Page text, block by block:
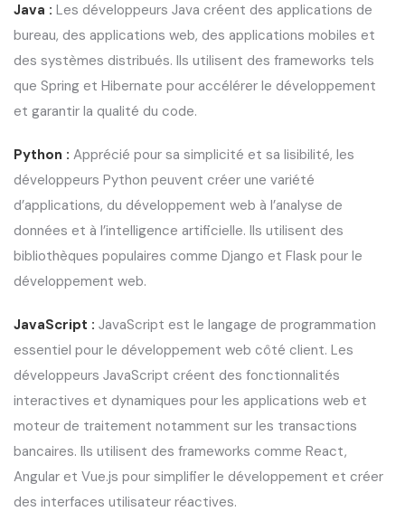
Java : Les développeurs Java créent des applications de
bureau, des applications web, des applications mobiles et
des systèmes distribués. Ils utilisent des frameworks tels
que Spring et Hibernate pour accélérer le développement
et garantir la qualité du code.
Python : Apprécié pour sa simplicité et sa lisibilité, les
développeurs Python peuvent créer une variété
d’applications, du développement web à l’analyse de
données et à l’intelligence artificielle. Ils utilisent des
bibliothèques populaires comme Django et Flask pour le
développement web.
JavaScript : JavaScript est le langage de programmation
essentiel pour le développement web côté client. Les
développeurs JavaScript créent des fonctionnalités
interactives et dynamiques pour les applications web et
moteur de traitement notamment sur les transactions
bancaires. Ils utilisent des frameworks comme React,
Angular et Vue.js pour simplifier le développement et créer
des interfaces utilisateur réactives.